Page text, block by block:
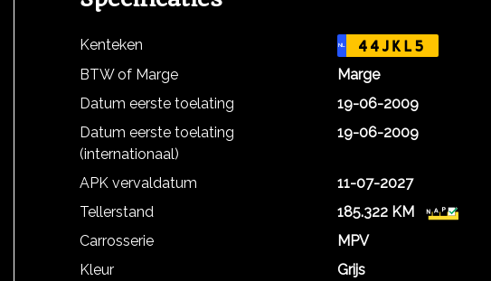
Kenteken NL 44JKL5
BTW of Marge
Marge
Datum eerste toelating
19-06-2009
Datum eerste toelating
(internationaal)
19-06-2009
APK vervaldatum
11-07-2027
Tellerstand
185.322 KM
Carrosserie
MPV
Kleur
Grijs